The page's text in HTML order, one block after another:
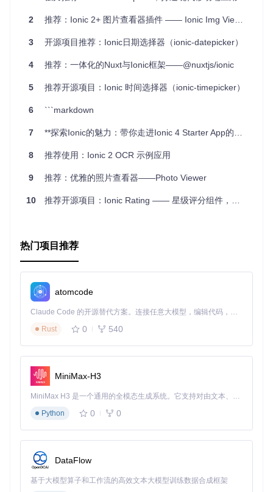
便的路由与自动导航功能。
持。
通过 Ionic Deeplinks 插件，你可以为你的应用添加深度链接
开始尝试，让 Deeplink 功能为你的应用增添一份便捷和魅力
2 推荐：Ionic 2+ 图片查看器插件 —— Ionic Img Viewer
3 开源项目推荐：Ionic日期选择器（ionic-datepicker）
4 推荐：一体化的Nuxt与Ionic框架——@nuxtjs/ionic
5 推荐开源项目：Ionic 时间选择器（ionic-timepicker）
6 ```markdown
7 **探索Ionic的魅力：带你走进Ionic 4 Starter App的世界**
8 推荐使用：Ionic 2 OCR 示例应用
9 推荐：优雅的照片查看器——Photo Viewer
10 推荐开源项目：Ionic Rating —— 星级评分组件，专为Ionic打造
热门项目推荐
atomcode
Claude Code 的开源替代方案。连接任意大模型，编辑代码，运行命令，自动验证 — 全自动执行。用 Rust 构建，极致性能。 ｜ An open-source alternative to Claude Code. Connect any LLM, edit code, run commands, and verify changes — autonomously. Built in Rust for speed. Get Started
Rust
0 540
MiniMax-H3
MiniMax H3 是一个通用的全模态生成系统。它支持对由文本、图像、视频和音频组成的多模态上下文进行统一理解，并能生成分辨率高达 2K、时长可达 15 秒的带原生立体声音频的视频。得益于面向任务泛化的系统设计，H3 在预训练阶段就已具备广泛的多模态上下文理解与生成能力，能够出色地执行复杂的多模态指令。
Python
0 0
DataFlow
基于大模型算子和工作流的高效文本大模型训练数据合成框架